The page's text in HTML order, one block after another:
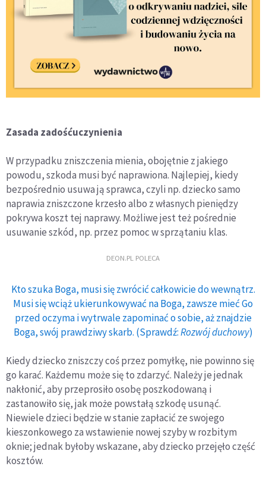
Zasada zadośćuczynienia
W przypadku zniszczenia mienia, obojętnie z jakiego
powodu, szkoda musi być naprawiona. Najlepiej, kiedy
bezpośrednio usuwa ją sprawca, czyli np. dziecko samo
naprawia zniszczone krzesło albo z własnych pieniędzy
pokrywa koszt tej naprawy. Możliwe jest też pośrednie
usuwanie szkód, np. przez pomoc w sprzątaniu klas.
DEON.PL POLECA
Kto szuka Boga, musi się zwrócić całkowicie do wewnątrz.
Musi się wciąż ukierunkowywać na Boga, zawsze mieć Go
przed oczyma i wytrwale zapominać o sobie, aż znajdzie
Boga, swój prawdziwy skarb. (Sprawdź:Rozwój duchowy)
Kiedy dziecko zniszczy coś przez pomyłkę, nie powinno się
go karać. Każdemu może się to zdarzyć. Należy je jednak
nakłonić, aby przeprosiło osobę poszkodowaną i
zastanowiło się, jak może powstałą szkodę usunąć.
Niewiele dzieci będzie w stanie zapłacić ze swojego
kieszonkowego za wstawienie nowej szyby w rozbitym
oknie; jednak byłoby wskazane, aby dziecko przejęło część
kosztów.